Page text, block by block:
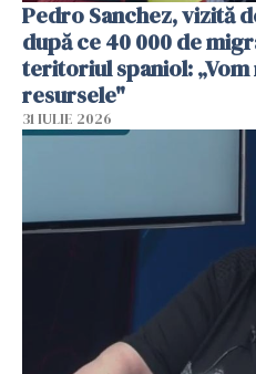
Pedro Sanchez, vizită
după ce 40 000 de
teritoriul spaniol:
resursele"
31 IULIE 2026